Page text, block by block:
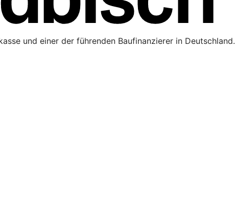
und einer der führenden Baufinanzierer in Deutschland.